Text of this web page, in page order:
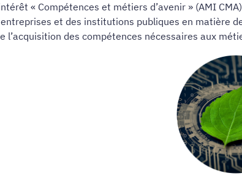
« Compétences et métiers d’avenir » (AMI
et des institutions publiques en matière
des compétences nécessaires aux